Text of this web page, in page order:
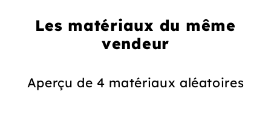
Les matériaux du même
vendeur
Aperçu de 4 matériaux aléatoires